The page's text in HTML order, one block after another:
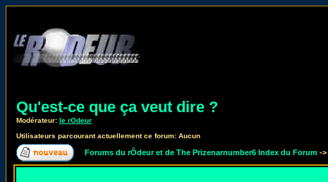
Qu'est-ce que ça veut dire ?
Modérateur: le rOdeur
Utilisateurs parcourant actuellement ce forum: Aucun
Forums du rÔdeur et de The Prizenarnumber6 Index du Forum ->